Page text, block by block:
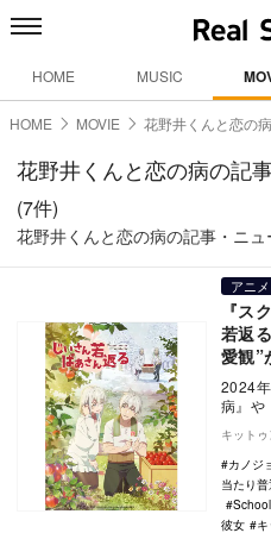
HOME MUSIC
HOME MOVIE 花野井くんと恋の病
花野井くんと恋の病の記
(7件)
花野井くんと恋の病の記事・ニ
アニメ
『ス
若返
愛観”
2024
病』や
つき
作品が
キット
カノジ
当たり普
彼女
キ